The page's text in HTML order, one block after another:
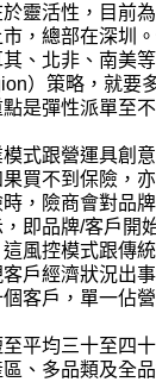
靈活性，目前
，總部在深圳
、北非、南美
）策略，就要
是彈性派單至
式跟營運具創
買不到保險，
，險商會對品
即品牌/客戶開
風控模式跟傳
戶經濟狀況出
客戶，單一佔
平均三十至四
、多品類及全